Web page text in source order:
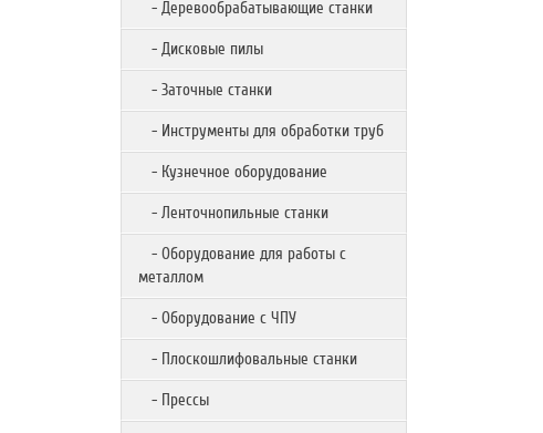
- Деревообрабатывающие станки
- Дисковые пилы
- Заточные станки
- Инструменты для обработки труб
- Кузнечное оборудование
- Ленточнопильные станки
- Оборудование для работы с
металлом
- Оборудование с ЧПУ
- Плоскошлифовальные станки
- Прессы